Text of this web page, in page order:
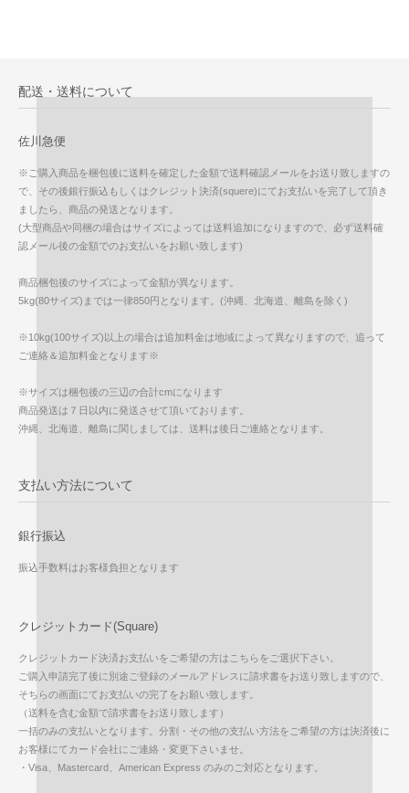
配送・送料について
佐川急便
※ご購入商品を梱包後に送料を確定した金額で送料確認メールをお送り致しますの
で、その後銀行振込もしくはクレジット決済(squere)にてお支払いを完了して頂き
ましたら、商品の発送となります。
(大型商品や同梱の場合はサイズによっては送料追加になりますので、必ず送料確
認メール後の金額でのお支払いをお願い致します)
商品梱包後のサイズによって金額が異なります。
5kg(80サイズ)までは一律850円となります。(沖縄、北海道、離島を除く)
※10kg(100サイズ)以上の場合は追加料金は地域によって異なりますので、追って
ご連絡＆追加料金となります※
※サイズは梱包後の三辺の合計cmになります
商品発送は７日以内に発送させて頂いております。
沖縄、北海道、離島に関しましては、送料は後日ご連絡となります。
支払い方法について
銀行振込
振込手数料はお客様負担となります
クレジットカード(Square)
クレジットカード決済お支払いをご希望の方はこちらをご選択下さい。
ご購入申請完了後に別途ご登録のメールアドレスに請求書をお送り致しますので、
そちらの画面にてお支払いの完了をお願い致します。
（送料を含む金額で請求書をお送り致します）
一括のみの支払いとなります。分割・その他の支払い方法をご希望の方は決済後に
お客様にてカード会社にご連絡・変更下さいませ。
・Visa、Mastercard、American Express のみのご対応となります。